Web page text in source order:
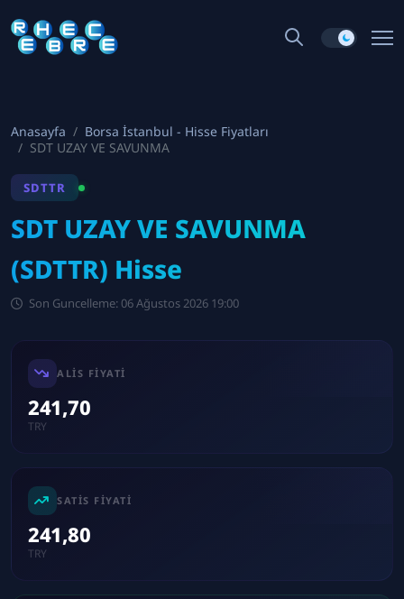
Anasayfa
Borsa İstanbul - Hisse Fiyatları
SDT UZAY VE SAVUNMA
SDTTR
SDT UZAY VE SAVUNMA
(SDTTR) Hisse
Son Guncelleme: 06 Ağustos 2026 19:00
ALIS FIYATI
241,70
TRY
SATIS FIYATI
241,80
TRY